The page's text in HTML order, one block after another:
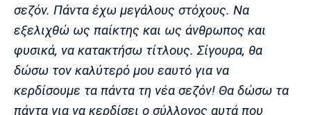
σεζόν. Πάντα έχω μεγάλους στόχους. Να
εξελιχθώ ως παίκτης και ως άνθρωπος και
φυσικά, να κατακτήσω τίτλους. Σίγουρα, θα
δώσω τον καλύτερό μου εαυτό για να
κερδίσουμε τα πάντα τη νέα σεζόν! Θα δώσω τα
πάντα για να κερδίσει ο σύλλογος αυτά που